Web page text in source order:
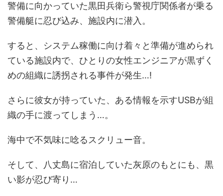
警備に向かっていた黒田兵衛ら警視庁関係者が乗る
警備艇に忍び込み、施設内に潜入。
すると、システム稼働に向け着々と準備が進められ
ている施設内で、ひとりの女性エンジニアが黒ずく
めの組織に誘拐される事件が発生…!
さらに彼女が持っていた、ある情報を示すUSBが組
織の手に渡ってしまう…。
海中で不気味に唸るスクリュー音。
そして、八丈島に宿泊していた灰原のもとにも、黒
い影が忍び寄り…